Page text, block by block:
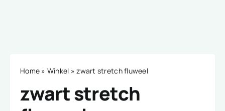
Home » Winkel »zwart stretch fluweel
zwart stretch